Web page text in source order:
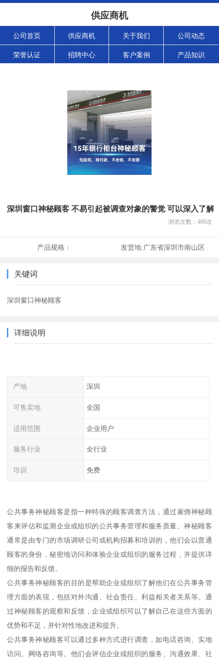
供应商机
公司首页 供应商机 关于我们 公司动态
荣誉认证 招聘中心 客户案例 产品知识
深圳窗口神秘顾客 不易引起被调查对象的警觉 可以深入了解
浏览次数： 486次
产品规格： 发货地:广东省深圳市南山区
关键词
深圳窗口神秘顾客
详细说明
产地 深圳
可售卖地 全国
适用范围 企业用户
服务行业 全行业
培训 免费
公共事务神秘顾客是指一种特殊的顾客调查方法，通过雇佣神秘顾
客来评估和监测企业或组织的公共事务管理和服务质量。神秘顾客
通常是由专门的市场调研公司或机构招募和培训的，他们会以普通
顾客的身份，秘密地访问和体验企业或组织的服务过程，并提供详
细的报告和反馈。
公共事务神秘顾客的目的是帮助企业或组织了解他们在公共事务管
理方面的表现，包括对外沟通、社会责任、利益相关者关系等。通
过神秘顾客的观察和反馈，企业或组织可以了解自己在这些方面的
优势和不足，并针对性地改进和提升。
公共事务神秘顾客可以通过多种方式进行调查，如电话咨询、实地
访问、网络咨询等。他们会评估企业或组织的服务、沟通效果、社